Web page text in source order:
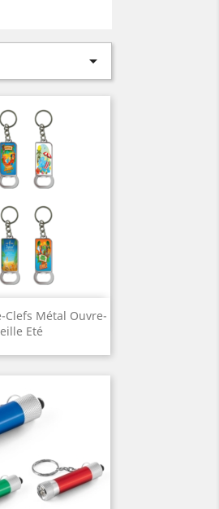

Clefs Métal Ouvre-
Eté
rapide